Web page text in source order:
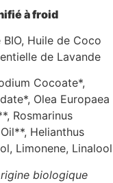
à froid
BIO, Huile de Coco
de Lavande
Cocoate*,
Olea Europaea
Rosmarinus
Helianthus
Limonene, Linalool
biologique